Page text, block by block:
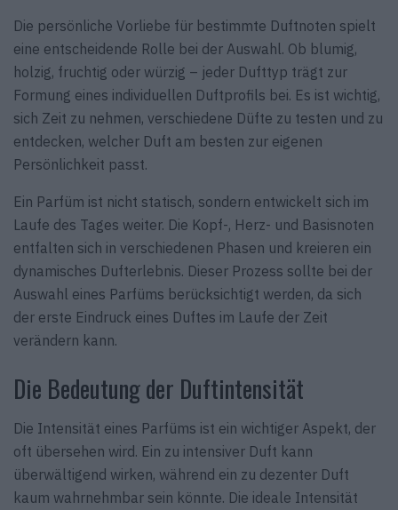
Die persönliche Vorliebe für bestimmte Duftnoten spielt
eine entscheidende Rolle bei der Auswahl. Ob blumig,
holzig, fruchtig oder würzig – jeder Dufttyp trägt zur
Formung eines individuellen Duftprofils bei. Es ist wichtig,
sich Zeit zu nehmen, verschiedene Düfte zu testen und zu
entdecken, welcher Duft am besten zur eigenen
Persönlichkeit passt.
Ein Parfüm ist nicht statisch, sondern entwickelt sich im
Laufe des Tages weiter. Die Kopf-, Herz- und Basisnoten
entfalten sich in verschiedenen Phasen und kreieren ein
dynamisches Dufterlebnis. Dieser Prozess sollte bei der
Auswahl eines Parfüms berücksichtigt werden, da sich
der erste Eindruck eines Duftes im Laufe der Zeit
verändern kann.
Die Bedeutung der Duftintensität
Die Intensität eines Parfüms ist ein wichtiger Aspekt, der
oft übersehen wird. Ein zu intensiver Duft kann
überwältigend wirken, während ein zu dezenter Duft
kaum wahrnehmbar sein könnte. Die ideale Intensität